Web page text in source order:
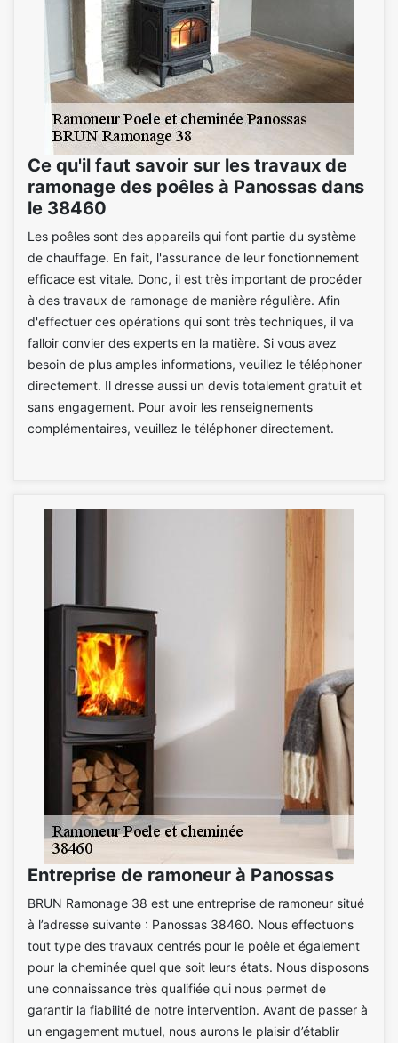
Ce qu'il faut savoir sur les travaux de
ramonage des poêles à Panossas dans
le 38460
Les poêles sont des appareils qui font partie du système
de chauffage. En fait, l'assurance de leur fonctionnement
efficace est vitale. Donc, il est très important de procéder
à des travaux de ramonage de manière régulière. Afin
d'effectuer ces opérations qui sont très techniques, il va
falloir convier des experts en la matière. Si vous avez
besoin de plus amples informations, veuillez le téléphoner
directement. Il dresse aussi un devis totalement gratuit et
sans engagement. Pour avoir les renseignements
complémentaires, veuillez le téléphoner directement.
Entreprise de ramoneur à Panossas
BRUN Ramonage 38 est une entreprise de ramoneur situé
à l’adresse suivante : Panossas 38460. Nous effectuons
tout type des travaux centrés pour le poêle et également
pour la cheminée quel que soit leurs états. Nous disposons
une connaissance très qualifiée qui nous permet de
garantir la fiabilité de notre intervention. Avant de passer à
un engagement mutuel, nous aurons le plaisir d’établir